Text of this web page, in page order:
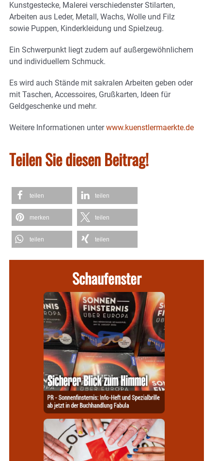
Kunstgestecke, Malerei verschiedenster Stilarten,
Arbeiten aus Leder, Metall, Wachs, Wolle und Filz
sowie Puppen, Kinderkleidung und Spielzeug.
Ein Schwerpunkt liegt zudem auf außergewöhnlichem
und individuellem Schmuck.
Es wird auch Stände mit sakralen Arbeiten geben oder
mit Taschen, Accessoires, Grußkarten, Ideen für
Geldgeschenke und mehr.
Weitere Informationen unterwww.kuenstlermaerkte.de
Teilen Sie diesen Beitrag!
teilen teilen
merken teilen
teilen teilen
Schaufenster